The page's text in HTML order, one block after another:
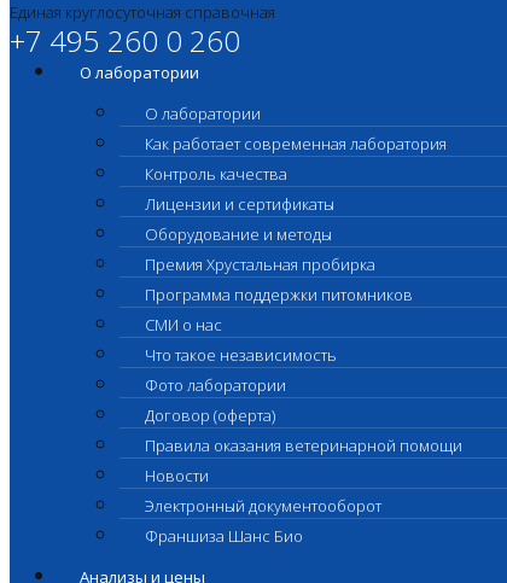
Единая круглосуточная справочная
+7 495 260 0 260
О лаборатории
О лаборатории
Как работает современная лаборатория
Контроль качества
Лицензии и сертификаты
Оборудование и методы
Премия Хрустальная пробирка
Программа поддержки питомников
СМИ о нас
Что такое независимость
Фото лаборатории
Договор (оферта)
Правила оказания ветеринарной помощи
Новости
Электронный документооборот
Франшиза Шанс Био
Анализы и цены